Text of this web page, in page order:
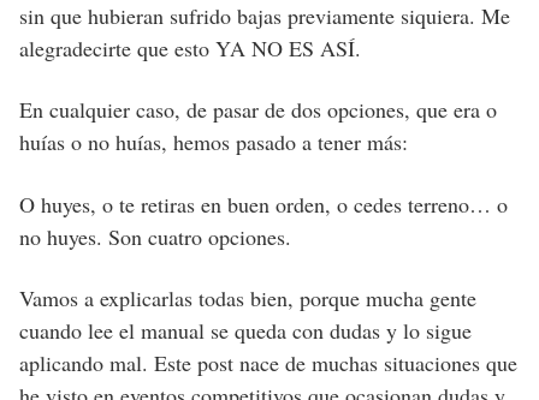
sin que hubieran sufrido bajas previamente siquiera. Me
alegradecirte que esto YA NO ES ASÍ.
En cualquier caso, de pasar de dos opciones, que era o
huías o no huías, hemos pasado a tener más:
O huyes, o te retiras en buen orden, o cedes terreno… o
no huyes. Son cuatro opciones.
Vamos a explicarlas todas bien, porque mucha gente
cuando lee el manual se queda con dudas y lo sigue
aplicando mal. Este post nace de muchas situaciones que